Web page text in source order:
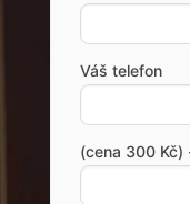
Váš telefon
(cena 300